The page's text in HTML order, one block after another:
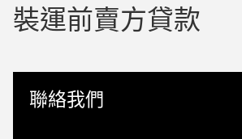
裝運前賣方貸款
聯絡我們